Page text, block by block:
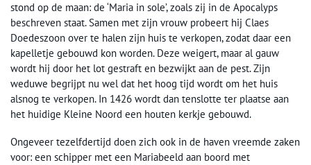
stond op de maan: de ‘Maria in sole’, zoals zij in de Apocalyps
beschreven staat. Samen met zijn vrouw probeert hij Claes
Doedeszoon over te halen zijn huis te verkopen, zodat daar een
kapelletje gebouwd kon worden. Deze weigert, maar al gauw
wordt hij door het lot gestraft en bezwijkt aan de pest. Zijn
weduwe begrijpt nu wel dat het hoog tijd wordt om het huis
alsnog te verkopen. In 1426 wordt dan tenslotte ter plaatse aan
het huidige Kleine Noord een houten kerkje gebouwd.
Ongeveer tezelfdertijd doen zich ook in de haven vreemde zaken
voor: een schipper met een Mariabeeld aan boord met